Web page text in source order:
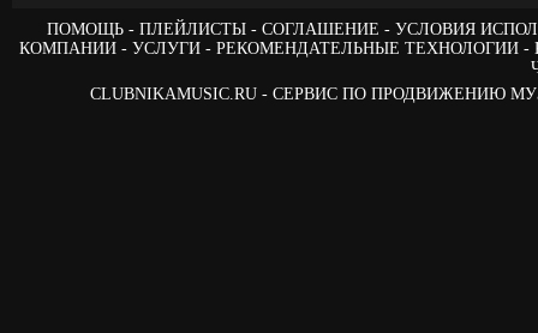
ПОМОЩЬ ПЛЕЙЛИСТЫ СОГЛАШЕНИЕ
УСЛОВИЯ
КОМПАНИИ
УСЛУГИ РЕКОМЕНДАТЕЛЬНЫЕ ТЕХНОЛОГИИ
CLUBNIKAMUSIC.RU - СЕРВИС ПО ПРОДВИЖЕНИЮ